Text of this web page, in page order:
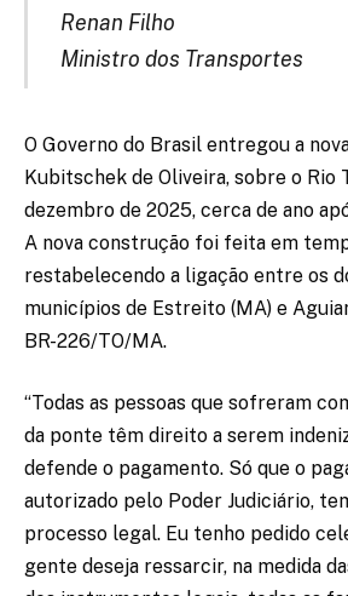
Renan Filho
Ministro dos Transportes
O Governo do Brasil entregou a
Kubitschek de Oliveira, sobre o Rio
dezembro de 2025, cerca de ano
A nova construção foi feita em
restabelecendo a ligação entre os
municípios de Estreito (MA) e
BR-226/TO/MA.
“Todas as pessoas que sofreram
da ponte têm direito a serem
defende o pagamento. Só que o
autorizado pelo Poder Judiciário,
processo legal. Eu tenho pedido
gente deseja ressarcir, na medida